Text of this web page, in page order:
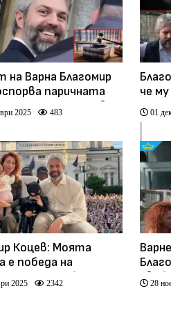
Варна Благомир
паричната
от 200 000 лв.
2025 483
че
01
Коцев: Моята
е победа на
ще им бъда
2025 2342 28